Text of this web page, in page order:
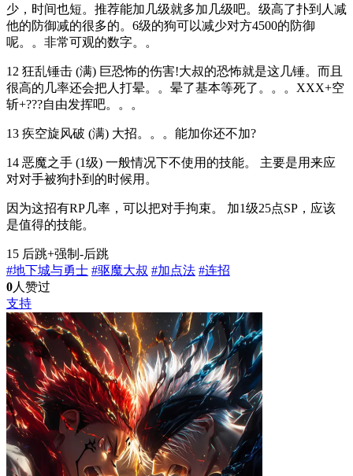
少，时间也短。推荐能加几级就多加几级吧。级高了扑到人减
他的防御减的很多的。6级的狗可以减少对方4500的防御
呢。。非常可观的数字。。
12 狂乱锤击 (满) 巨恐怖的伤害!大叔的恐怖就是这几锤。而且
很高的几率还会把人打晕。。晕了基本等死了。。。XXX+空
斩+???自由发挥吧。。。
13 疾空旋风破 (满) 大招。。。能加你还不加?
14 恶魔之手 (1级) 一般情况下不使用的技能。 主要是用来应
对对手被狗扑到的时候用。
因为这招有RP几率，可以把对手拘束。 加1级25点SP，应该
是值得的技能。
15 后跳+强制-后跳
#地下城与勇士 #驱魔大叔 #加点法 #连招
0人赞过
支持